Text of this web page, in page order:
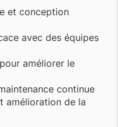
et conception
avec des équipes
améliorer le
continue
amélioration de la